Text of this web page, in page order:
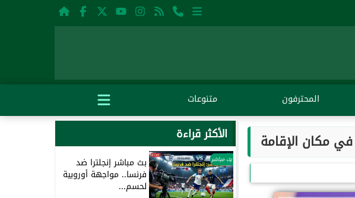
المحترفون متنوعات
الأكثر قراءة
بث مباشر بث مباشر إنجلترا ضد
فرنسا.. مواجهة أوروبية
لحسم...